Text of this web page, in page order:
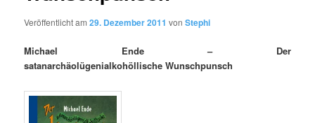
Veröffentlicht am29. Dezember 2011 vonStephi
Michael Ende – Der
satanarchäolügenialkohöllische Wunschpunsch